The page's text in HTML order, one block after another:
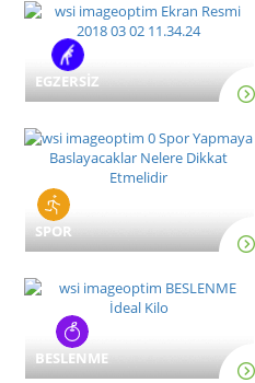
EGZERSİZ
SPOR
BESLENME